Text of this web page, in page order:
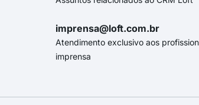
imprensa@loft.com.br
Atendimento exclusivo aos
imprensa